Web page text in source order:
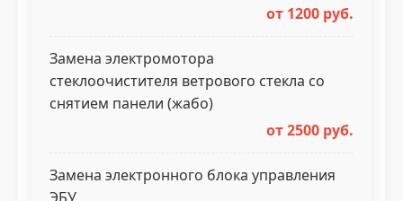
от 1200 руб.
Замена электромотора
стеклоочистителя ветрового стекла со
снятием панели (жабо)
от 2500 руб.
Замена электронного блока управления